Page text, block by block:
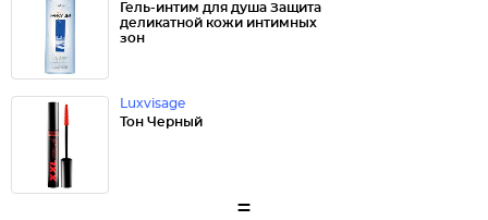
Гель-интим для душа Защита
деликатной кожи интимных
зон
Luxvisage
Тон Черный
=